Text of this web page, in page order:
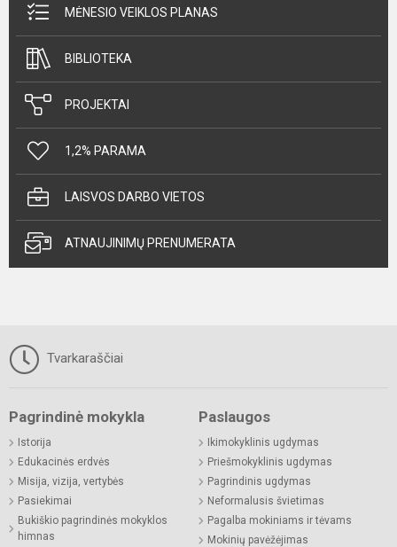
MĖNESIO VEIKLOS PLANAS
BIBLIOTEKA
PROJEKTAI
1,2% PARAMA
LAISVOS DARBO VIETOS
ATNAUJINIMŲ PRENUMERATA
Tvarkaraščiai
Pagrindinė mokykla
Istorija
Edukacinės erdvės
Misija, vizija, vertybės
Pasiekimai
Bukiškio pagrindinės mokyklos
himnas
Paslaugos
Ikimokyklinis ugdymas
Priešmokyklinis ugdymas
Pagrindinis ugdymas
Neformalusis švietimas
Pagalba mokiniams ir tėvams
Mokinių pavėžėjimas